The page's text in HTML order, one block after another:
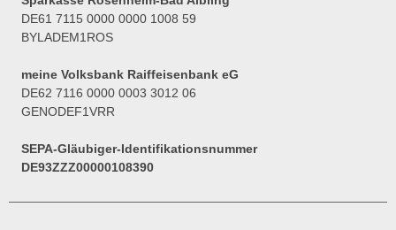
DE61 7115 0000 0000 1008 59
BYLADEM1ROS
meine Volksbank Raiffeisenbank eG
DE62 7116 0000 0003 3012 06
GENODEF1VRR
SEPA-Gläubiger-Identifikationsnummer
DE93ZZZ00000108390